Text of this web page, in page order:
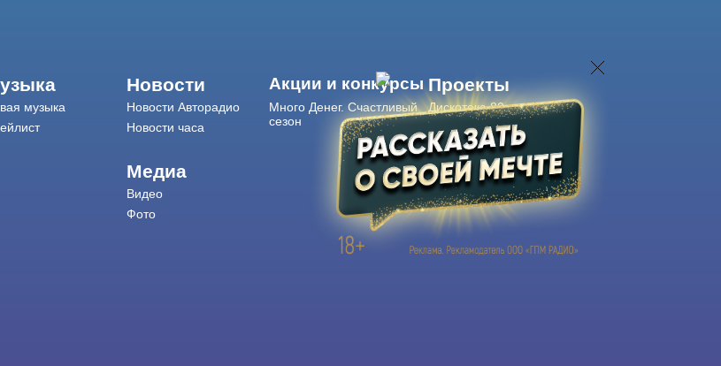
музыка
Новости
Новости Авторадио
Новости часа
Медиа
Видео
Фото
Акции и конкурсы
Много Денег. Счастливый
сезон
Проекты
Дискотека 80-х
Живые концерты
Журнал Авторадио
Авторадиов смартфоне